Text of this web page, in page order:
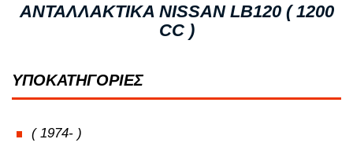
ΑΝΤΑΛΛΑΚΤΙΚΑ NISSAN LB120 ( 1200
CC )
ΥΠΟΚΑΤΗΓΟΡΙΕΣ
( 1974- )